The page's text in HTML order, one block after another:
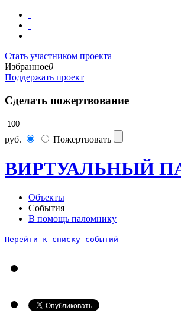
Стать участником проекта
Избранное0
Поддержать проект
Сделать пожертвование
руб. Пожертвовать
ВИРТУАЛЬНЫЙ
Объекты
События
В помощь паломнику
Перейти к списку событий